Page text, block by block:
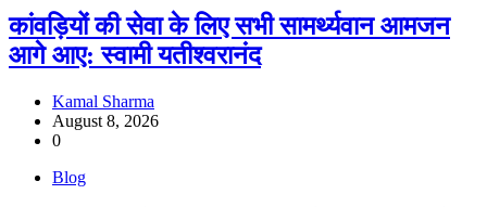
कांवड़ियों की सेवा के लिए सभी सामर्थ्यवान आमजन
आगे आए: स्वामी यतीश्वरानंद
Kamal Sharma
August 8, 2026
0
Blog